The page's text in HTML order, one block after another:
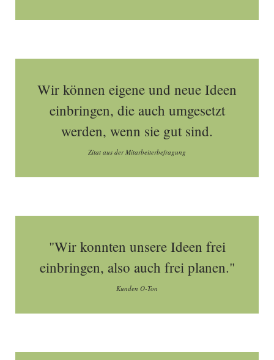
Wir können eigene und neue Ideen
einbringen, die auch umgesetzt
werden, wenn sie gut sind.
Zitat aus der Mitarbeiterbefragung
"Wir konnten unsere Ideen frei
einbringen, also auch frei planen."
Kunden O-Ton